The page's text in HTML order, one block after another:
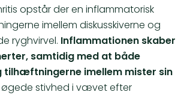
opstår der en inflammatorisk
imellem diskusskiverne og
ryghvirvel. Inflammationen skaber
samtidig med at både
tilhæftningerne imellem mister sin
øgede stivhed i vævet efter